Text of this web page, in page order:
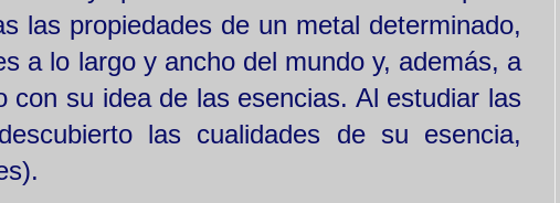
las propiedades de un metal determinado,
a lo largo y ancho del mundo y, además, a
su idea de las esencias. Al estudiar las
las cualidades de su esencia,